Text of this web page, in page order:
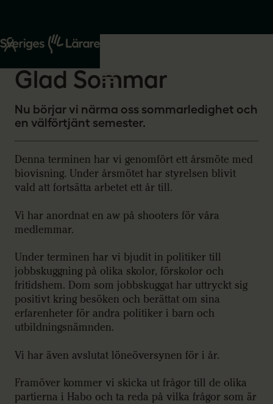
Start
Om oss
2026-05-27
Glad Sommar
Nu börjar vi närma oss sommarledighet och
en välförtjänt semester.
Denna terminen har vi genomfört ett årsmöte med
biovisning. Under årsmötet har styrelsen blivit
vald att fortsätta arbetet ett år till.
Vi har anordnat en aw på shooters för våra
medlemmar.
Under terminen har vi bjudit in politiker till
jobbskuggning på olika skolor, förskolor och
fritidshem. Dom som jobbskuggat har uttryckt sig
positivt kring besöken och berättat om sina
erfarenheter för andra politiker i barn och
utbildningsnämnden.
Vi har även avslutat löneöversynen för i år.
Framöver kommer vi skicka ut frågor till de olika
partierna i Habo och ta reda på vilka frågor som är